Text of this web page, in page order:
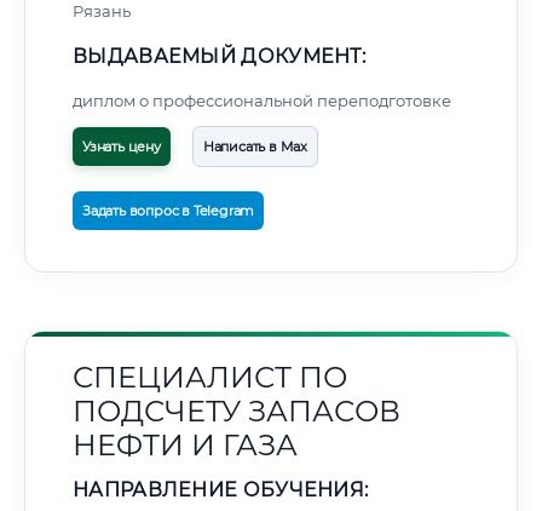
Рязань
ВЫДАВАЕМЫЙ ДОКУМЕНТ:
диплом о профессиональной переподготовке
Узнать цену Написать в Max
Задать вопрос в Telegram
СПЕЦИАЛИСТ ПО
ПОДСЧЕТУ ЗАПАСОВ
НЕФТИ И ГАЗА
НАПРАВЛЕНИЕ ОБУЧЕНИЯ: